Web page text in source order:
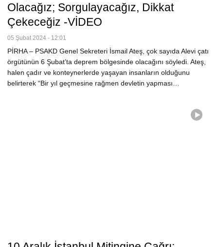
Olacağız; Sorgulayacağız, Dikkat
Çekeceğiz -VİDEO
05 Şubat 2024 - 12:01
PİRHA – PSAKD Genel Sekreteri İsmail Ateş, çok sayıda Alevi çatı
örgütünün 6 Şubat’ta deprem bölgesinde olacağını söyledi. Ateş,
halen çadır ve konteynerlerde yaşayan insanların olduğunu
belirterek “Bir yıl geçmesine rağmen devletin yapması…